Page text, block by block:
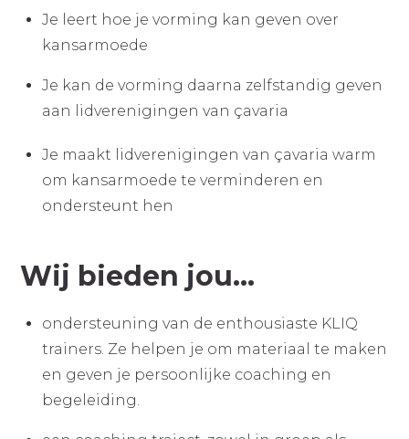
Je leert hoe je vorming kan geven over
kansarmoede
Je kan de vorming daarna zelfstandig geven
aan lidverenigingen van çavaria
Je maakt lidverenigingen van çavaria warm
om kansarmoede te verminderen en
ondersteunt hen
Wij bieden jou...
ondersteuning van de enthousiaste KLIQ
trainers. Ze helpen je om materiaal te maken
en geven je persoonlijke coaching en
begeleiding.